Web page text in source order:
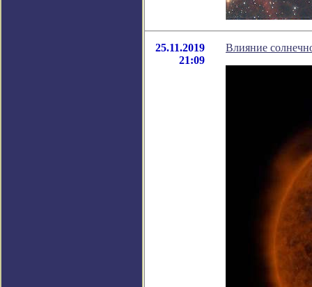
25.11.2019
21:09
Влияние